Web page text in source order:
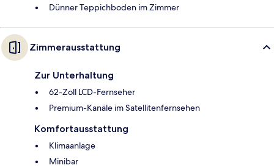
Dünner Teppichboden im Zimmer
Zimmerausstattung
Zur Unterhaltung
62-Zoll LCD-Fernseher
Premium-Kanäle im Satellitenfernsehen
Komfortausstattung
Klimaanlage
Minibar